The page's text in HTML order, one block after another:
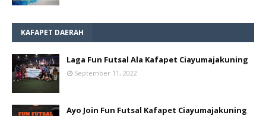
KAFAPET DAERAH
Laga Fun Futsal Ala Kafapet Ciayumajakuning
September 11, 2022
Ayo Join Fun Futsal Kafapet Ciayumajakuning